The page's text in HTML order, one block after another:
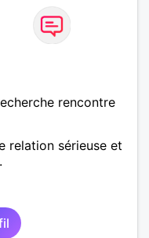
rencontre
relation sérieuse et